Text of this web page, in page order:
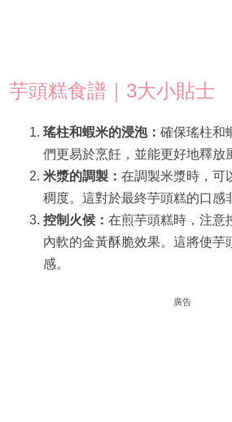
芋頭糕食譜｜3大小貼士
瑤柱和蝦米的浸泡： 確保瑤柱和
們更易於烹飪，並能更好地釋放
米漿的調製： 在調製米漿時，可
稠度。這對於最終芋頭糕的口感
控制火候： 在煎芋頭糕時，注意
內軟的金黃酥脆效果。這將使芋
感。
廣告